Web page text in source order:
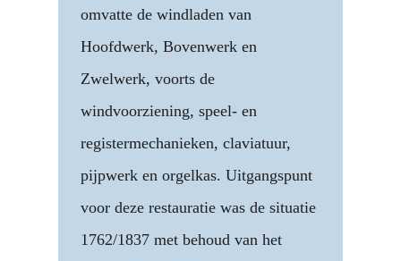
omvatte de windladen van
Hoofdwerk, Bovenwerk en
Zwelwerk, voorts de
windvoorziening, speel- en
registermechanieken, claviatuur,
pijpwerk en orgelkas. Uitgangspunt
voor deze restauratie was de situatie
1762/1837 met behoud van het